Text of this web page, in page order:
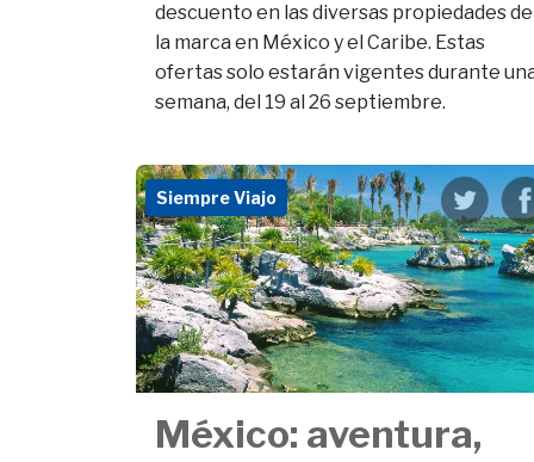
descuento en las diversas propiedades de
la marca en México y el Caribe. Estas
ofertas solo estarán vigentes durante
semana, del 19 al 26 septiembre.
Siempre Viajo
México: aventura,